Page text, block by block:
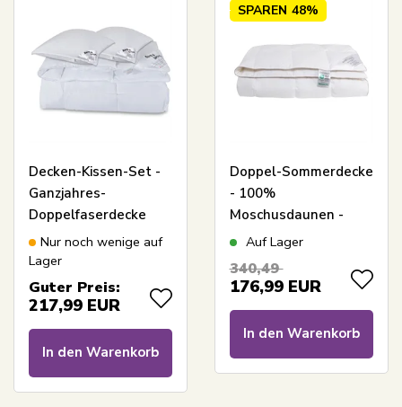
Decken-Kissen-Set -
Ganzjahres-
Doppelfaserdecke
200x200 cm + 2
Kissen 60x63 cm -
Mikrofaser-Decke -
Borg Living
Nur noch wenige auf
Lager
Guter Preis:
217,99 EUR
In den Warenkorb
SPAREN 48%
Doppel-Sommerdecke
- 100%
Moschusdaunen -
Leicht und kühl -
Nordstrand Home
Auf Lager
340,49
176,99 EUR
In den Warenkorb